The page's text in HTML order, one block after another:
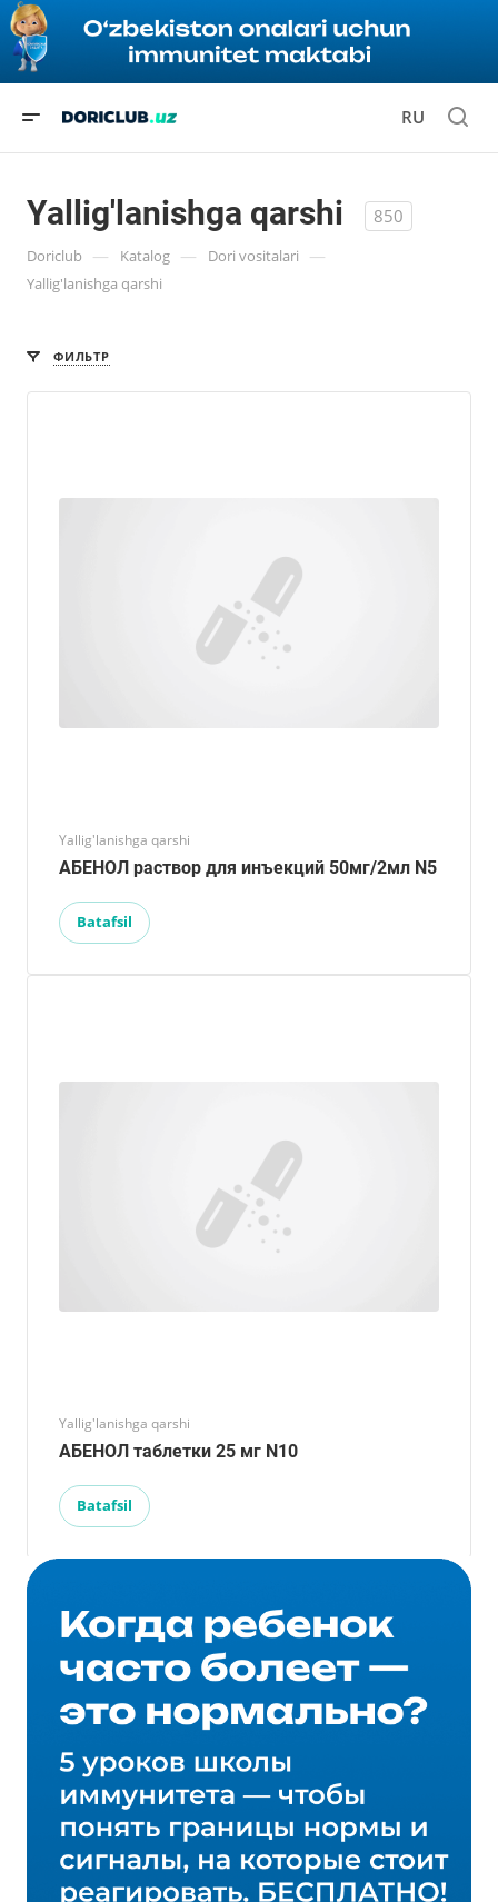
RU
Yallig'lanishga qarshi 850
Doriclub — Katalog — Dori vositalari —
Yallig'lanishga qarshi
ФИЛЬТР
Yallig'lanishga qarshi
АБЕНОЛ раствор для инъекций 50мг/2мл N5
Batafsil
Yallig'lanishga qarshi
АБЕНОЛ таблетки 25 мг N10
Batafsil